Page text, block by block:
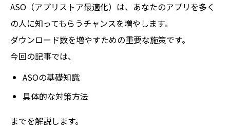
ASO（アプリストア最適化）は、あなたのアプリを多く
の人に知ってもらうチャンスを増やします。
ダウンロード数を増やすための重要な施策です。
今回の記事では、
ASOの基礎知識
具体的な対策方法
までを解説します。